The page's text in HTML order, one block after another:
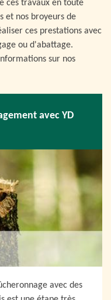
ces travaux en toute
et nos broyeurs de
ces prestations avec
ou d'abattage.
sur nos
avec YD
avec des